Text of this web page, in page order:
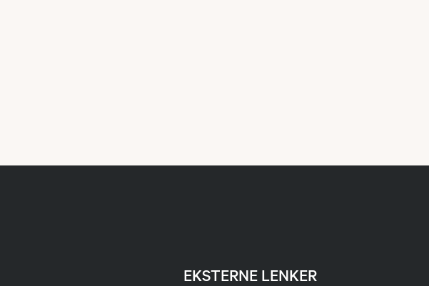
EKSTERNE LENKER